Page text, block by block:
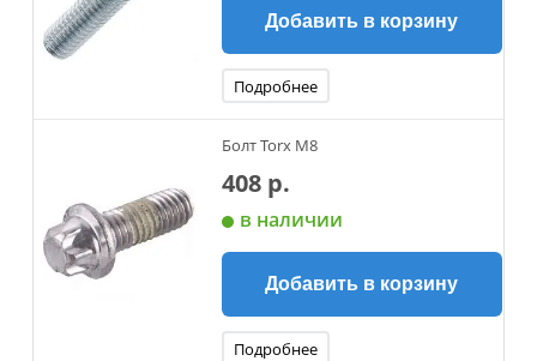
Добавить в корзину
Подробнее
Болт Torx М8
408 р.
в наличии
Добавить в корзину
Подробнее